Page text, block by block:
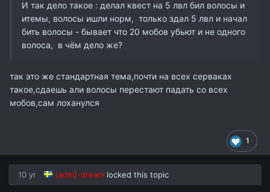
И так дело такое : делал квест на 5 лвл бил волосы и
итемы, волосы ишли норм, только здал 5 лвл и начал
бить волосы - бывает что 20 мобов убьют и не одного
волоса, в чём дело же?
так это же стандартная тема,почти на всех серваках
такое,сдаешь али волосы перестают падать со всех
мобов,сам лоханулся
1
10 yr [adm]-dream locked this topic